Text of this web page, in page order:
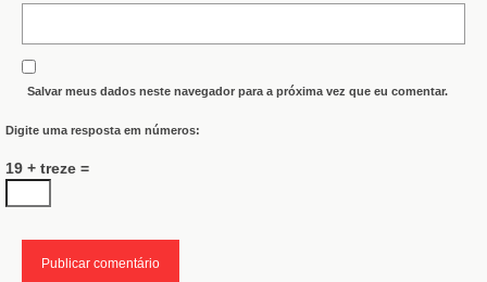
Salvar meus dados neste navegador para a próxima vez que eu comentar.
Digite uma resposta em números:
19 + treze =